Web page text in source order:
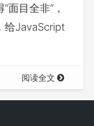
面目全非”，
给JavaScript
阅读全文